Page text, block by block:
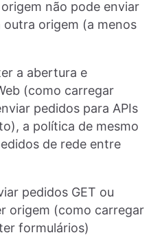
não pode enviar
outra origem (a menos
a abertura e
(como carregar
pedidos para APIs
a política de mesmo
de rede entre
pedidos GET ou
origem (como carregar
formulários)